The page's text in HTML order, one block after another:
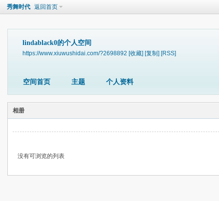
秀舞时代 返回首页
lindablack0的个人空间
https://www.xiuwushidai.com/?2698892 [收藏] [复制] [RSS]
空间首页 主题 个人资料
相册
没有可浏览的列表